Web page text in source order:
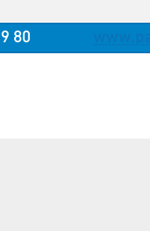
88 99 80